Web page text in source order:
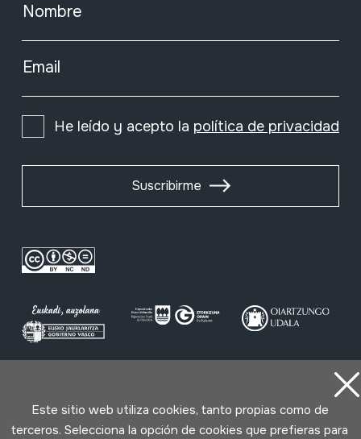
Nombre
Email
He leído y acepto la política de privacidad
Suscribirme
Política de cookies
Este sitio web utiliza cookies, tanto propias como de
terceros. Selecciona la opción de cookies que prefieras para